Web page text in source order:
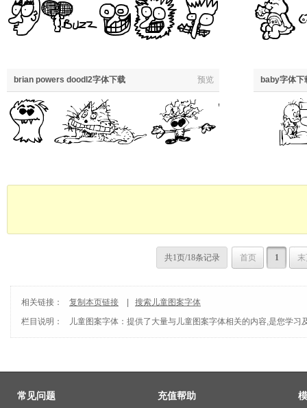
brian powers doodl2字体下载 预览 baby字体下
共1页/18条记录 首页 1 末
相关链接： 复制本页链接
搜索儿童图案字体
栏目说明：
儿童图案字体 ：提供了大量与儿童图案字体相关的内容,是您学
常见问题 充值帮助